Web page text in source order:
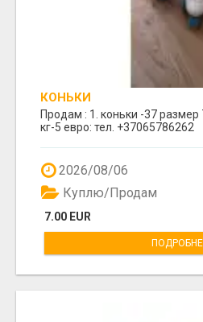
КОНЬКИ
Продам : 1. коньки -37 размер
кг-5 евро: тел. +37065786262
2026/08/06
7.00 EUR
Куплю/Продам